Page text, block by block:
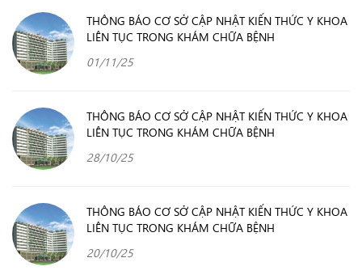
THÔNG BÁO CƠ SỞ CẬP NHẬT KIẾN THỨC Y KHOA
LIÊN TỤC TRONG KHÁM CHỮA BỆNH
01/11/25
THÔNG BÁO CƠ SỞ CẬP NHẬT KIẾN THỨC Y KHOA
LIÊN TỤC TRONG KHÁM CHỮA BỆNH
28/10/25
THÔNG BÁO CƠ SỞ CẬP NHẬT KIẾN THỨC Y KHOA
LIÊN TỤC TRONG KHÁM CHỮA BỆNH
20/10/25